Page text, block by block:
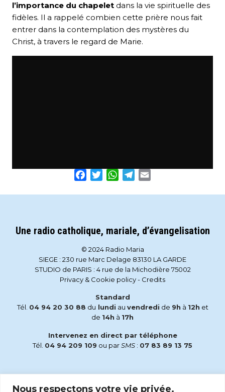
Nous respectons votre vie privée.
l’importance du chapelet dans la vie spirituelle des
fidèles. Il a rappelé combien cette prière nous fait
entrer dans la contemplation des mystères du
Christ, à travers le regard de Marie.
Facebook
TwitterWhatsApp
Telegram
Une radio catholique, mariale, d’évangelisation
© 2024 Radio Maria
SIEGE : 230 rue Marc Delage 83130 LA GARDE
STUDIO de PARIS : 4 rue de la Michodière 75002
Privacy & Cookie policy- Credits
Standard
Tél. 04 94 20 30 88 du lundi au vendredi de 9h à 12h et
de 14h à 17h
Intervenez en direct par téléphone
Tél. 04 94 209 109 ou parSMS : 07 83 89 13 75